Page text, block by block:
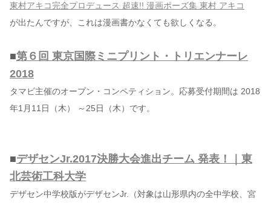
東村アキコ完全プロデュース 超速!! 漫画ポーズ集 東村 アキコ
が出たんですが、これは漫画書かなくても欲しくなる。
■第６回 東京国際ミニプリント・トリエンナーレ
2018
タマビ主催のオープン・コンペティション。応募受付期間は 2018
年1月11日（木） ～25日（木）です。
■デザセンJr.2017決勝大会進出チーム 発表！｜東
北芸術工科大学
デザセン中学校版がデザセンJr.（対象は山形県内の全中学校、宮